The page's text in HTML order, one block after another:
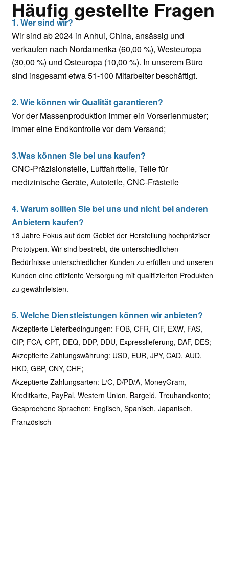
Häufig gestellte Fragen
1. Wer sind wir?
Wir sind ab 2024 in Anhui, China, ansässig und
verkaufen nach Nordamerika (60,00 %), Westeuropa
(30,00 %) und Osteuropa (10,00 %). In unserem Büro
sind insgesamt etwa 51-100 Mitarbeiter beschäftigt.
2. Wie können wir Qualität garantieren?
Vor der Massenproduktion immer ein Vorserienmuster;
Immer eine Endkontrolle vor dem Versand;
3.Was können Sie bei uns kaufen?
CNC-Präzisionsteile, Luftfahrtteile, Teile für
medizinische Geräte, Autoteile, CNC-Frästeile
4. Warum sollten Sie bei uns und nicht bei anderen
Anbietern kaufen?
13 Jahre Fokus auf dem Gebiet der Herstellung hochpräziser
Prototypen. Wir sind bestrebt, die unterschiedlichen
Bedürfnisse unterschiedlicher Kunden zu erfüllen und unseren
Kunden eine effiziente Versorgung mit qualifizierten Produkten
zu gewährleisten.
5. Welche Dienstleistungen können wir anbieten?
Akzeptierte Lieferbedingungen: FOB, CFR, CIF, EXW, FAS,
CIP, FCA, CPT, DEQ, DDP, DDU, Expresslieferung, DAF, DES;
Akzeptierte Zahlungswährung: USD, EUR, JPY, CAD, AUD,
HKD, GBP, CNY, CHF;
Akzeptierte Zahlungsarten: L/C, D/PD/A, MoneyGram,
Kreditkarte, PayPal, Western Union, Bargeld, Treuhandkonto;
Gesprochene Sprachen: Englisch, Spanisch, Japanisch,
Französisch